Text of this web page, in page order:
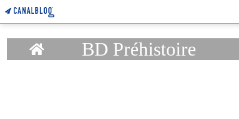
Home BD Préhistoire